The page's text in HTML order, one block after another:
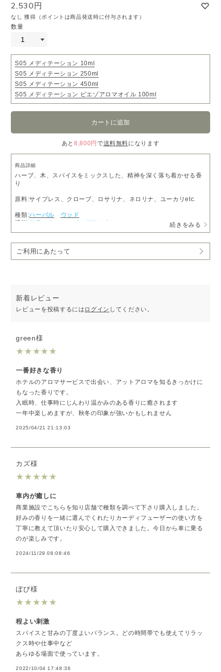
2,530円
なし 獲得（ポイントは商品発送時に付与されます）
数量
S05 メディテーション 10ml
S05 メディテーション 250ml
S05 メディテーション 450ml
S05 メディテーション ピエゾアロマオイル 100ml
あと8,800円 で送料無料になります
商品詳細
ハーブ、木、スパイスをミックスした、精神を深く落ち着かせる香
り
原料:サイプレス、クローブ、ロサリナ、ネロリナ、ユーカリetc.
種類:ハーバル
ウッド
機能: リラックス マインドフルネス 続きをみる
ご利用にあたって
新着レビュー
レビューを投稿するには ログイン してください。
green様
★★★★★
一番好きな香り
ホテルのアロマサービスで出会い、アットアロマを知るきっかけに
もなった香りです。
入眠時、仕事時にじんわり温かみのある香りに癒されます
一年中楽しめますが、秋冬の印象が強いかもしれません
2025/04/21 21:13:03
カズ様
★★★★★
車内が癒しに
商業施設でこちらを知り店舗で種類を調べて下さり購入しました。
好みの香りを一緒に選んでくれたりカーディフューザーの使い方を
丁寧に教えて頂いたり安心して購入できました。今日から車に乗る
のが楽しみです。
2024/11/29 08:08:46
ぼび様
★★★★★
程よい刺激
スパイスと甘みの丁度よいバランス。どの時間帯でも使えてリラッ
クス時や仕事中など
あらゆる場面で使っています。
2022/10/04 17:48:36